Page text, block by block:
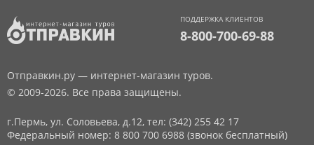
ПОДДЕРЖКА КЛИЕНТОВ
8-800-700-69-88
Отправкин.ру — интернет-магазин туров.
© 2009-2026. Все права защищены.
г.Пермь, ул. Соловьева, д.12, тел: (342) 255 42 17
Федеральный номер: 8 800 700 6988 (звонок бесплатный)